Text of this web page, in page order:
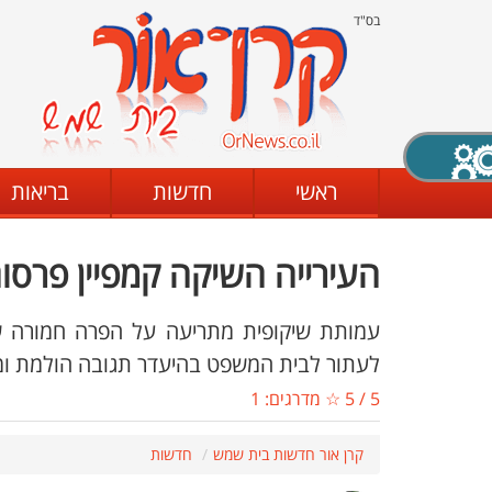
בס"ד
ראשי חדשות בריאות
העירייה השיקה קמפיין
עמותת שיקופית מתריעה על הפרה חמורה
לעתור לבית המשפט בהיעדר תגובה הולמת
5
/
5 ☆ מדרגים: 1
קרן אור חדשות בית שמש חדשות
X סגירה
מצב שחור - לבן קביעת ניגודיות
גופן קריא הגדלת האתר